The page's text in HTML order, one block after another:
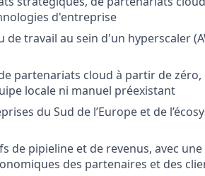
d'entreprise
travail au sein d'un hyperscaler
partenariats cloud à partir de
locale ni manuel préexistant
du Sud de l’Europe et de
de pipieline et de revenus, avec
des partenaires et des